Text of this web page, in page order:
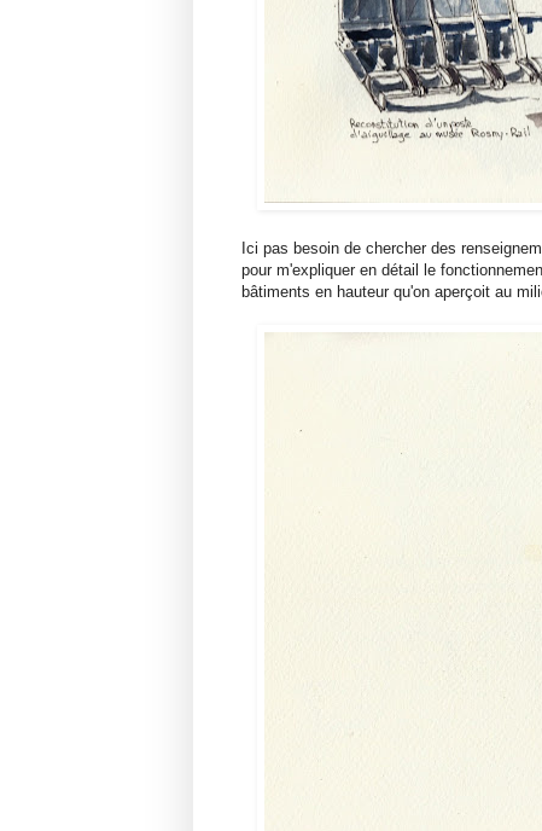
Ici pas besoin de chercher des
pour m'expliquer en détail le
bâtiments en hauteur qu'on aperçoit au